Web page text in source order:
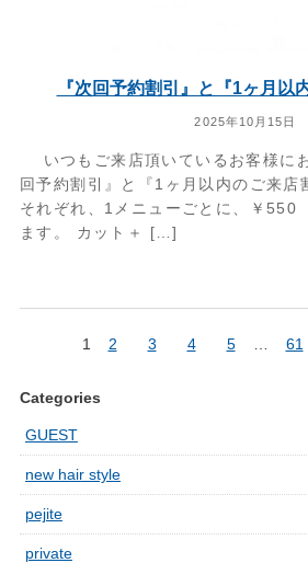
『次回予約割引』と『1ヶ月以
2025年10月15日
いつもご来店頂いているお客様に
回予約割引』と『1ヶ月以内のご来店
それぞれ、1メニューごとに、￥
ます。 カット＋ […]
1 2 3 4 5 61
Categories
GUEST
new hair style
pejite
private